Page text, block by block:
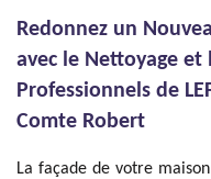
Redonnez un
avec le Nettoyage et
Professionnels de
Comte Robert
La façade de votre